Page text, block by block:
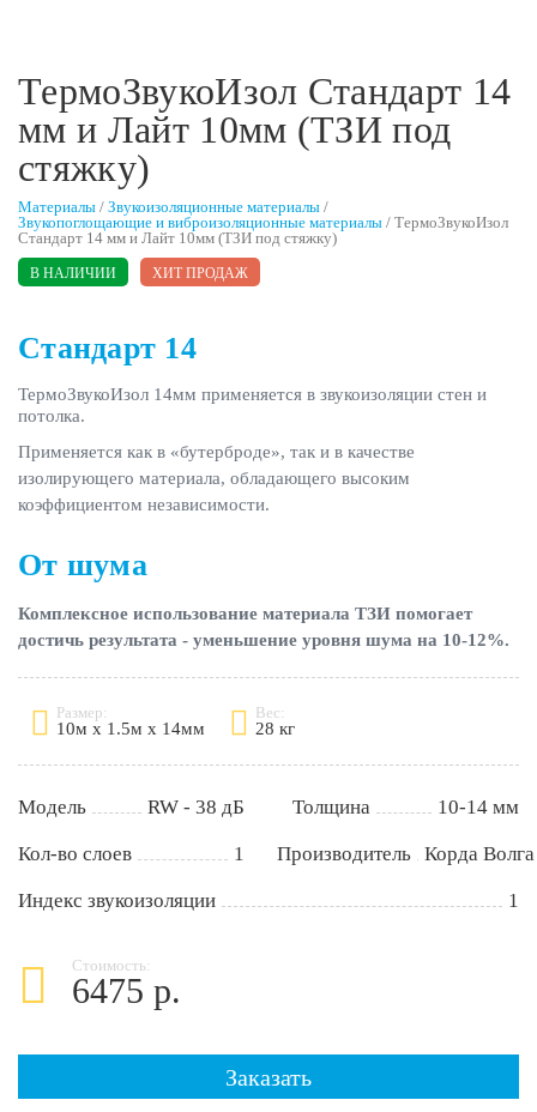
ТермоЗвукоИзол Стандарт 14
мм и Лайт 10мм (ТЗИ под
стяжку)
Материалы / Звукоизоляционные материалы /
Звукопоглощающие и виброизоляционные материалы / ТермоЗвукоИзол
Стандарт 14 мм и Лайт 10мм (ТЗИ под стяжку)
В НАЛИЧИИ ХИТ ПРОДАЖ
Стандарт 14
ТермоЗвукоИзол 14мм применяется в звукоизоляции стен и
потолка.
Применяется как в «бутерброде», так и в качестве
изолирующего материала, обладающего высоким
коэффициентом независимости.
От шума
Комплексное использование материала ТЗИ помогает
достичь результата - уменьшение уровня шума на 10-12%.
Размер:
10м х 1.5м х 14мм
Вес:
28 кг
Модель RW - 38 дБ Толщина 10-14 мм
Кол-во слоев 1 Производитель Корда Волга
Индекс звукоизоляции 1
Стоимость:
6475 р.
Заказать